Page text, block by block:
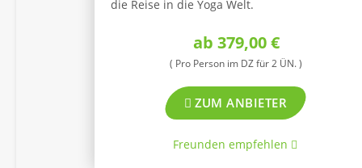
die Reise in die Yoga Welt.
ab 379,00 €
( Pro Person im DZ für 2 ÜN. )
ZUM ANBIETER
Freunden empfehlen